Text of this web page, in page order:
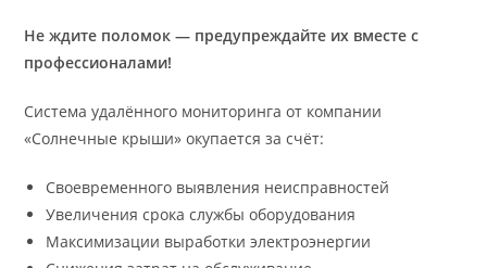
Не ждите поломок — предупреждайте их вместе с
профессионалами!
Система удалённого мониторинга от компании
«Солнечные крыши» окупается за счёт:
Своевременного выявления неисправностей
Увеличения срока службы оборудования
Максимизации выработки электроэнергии